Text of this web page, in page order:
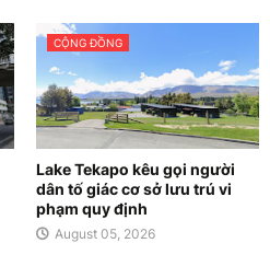
CỘNG ĐỒNG
Lake Tekapo kêu gọi người
dân tố giác cơ sở lưu trú vi
phạm quy định
August 05, 2026